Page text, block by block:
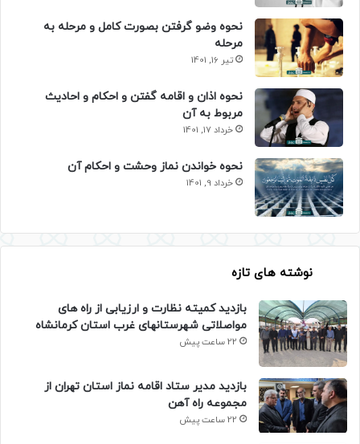
نحوه وضو گرفتن بصورت کامل و مرحله به
مرحله
تیر 16, 1401
نحوه اذان و اقامه گفتن و احکام و احادیث
مربوط به آن
خرداد 17, 1401
نحوه خواندن نماز وحشت و احکام آن
خرداد 9, 1401
نوشته های تازه
بازدید کمیته نظارت و ارزیابی از راه های
مواصلاتی شهرستانهای غرب استان کرمانشاه
22 ساعت پیش
بازدید مدیر ستاد اقامه نماز استان تهران از
مجموعه راه آهن
22 ساعت پیش